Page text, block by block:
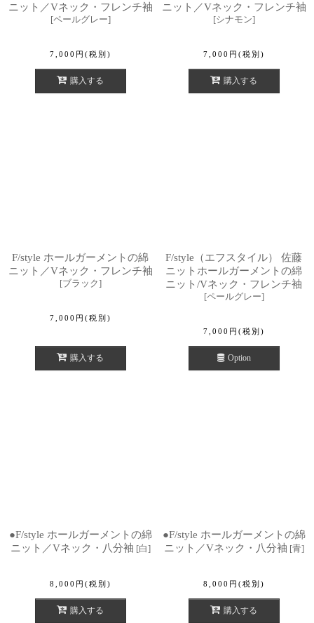
ニット／Vネック・フレンチ袖
[ペールグレー]
7,000 円 (税別)
購入する
ニット／Vネック・フレンチ袖
[シナモン]
7,000 円 (税別)
購入する
F/style ホールガーメントの綿
ニット／Vネック・フレンチ袖
[ブラック]
7,000 円 (税別)
購入する
F/style（エフスタイル） 佐藤
ニットホールガーメントの綿
ニット/Vネック・フレンチ袖
[ペールグレー]
7,000 円 (税別)
Option
●F/style ホールガーメントの綿
ニット／Vネック・八分袖 [白]
8,000 円 (税別)
購入する
●F/style ホールガーメントの綿
ニット／Vネック・八分袖 [青]
8,000 円 (税別)
購入する